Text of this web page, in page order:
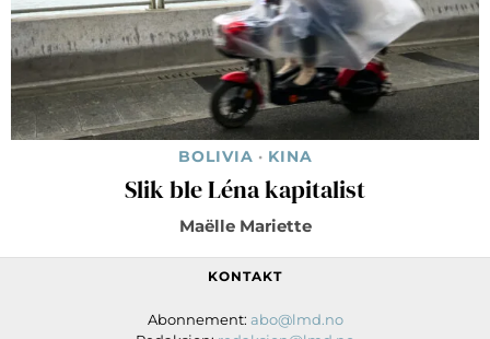
BOLIVIA · KINA
Slik ble Léna kapitalist
Maëlle Mariette
KONTAKT
Abonnement: abo@lmd.no